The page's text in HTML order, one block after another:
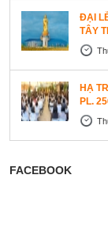
ĐẠI
TÂY
HẠ
PL.
FACEBOOK